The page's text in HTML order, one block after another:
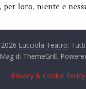
loro, niente e
Lucciola Teatro.
di ThemeGrill.
Privacy & Cookie Policy